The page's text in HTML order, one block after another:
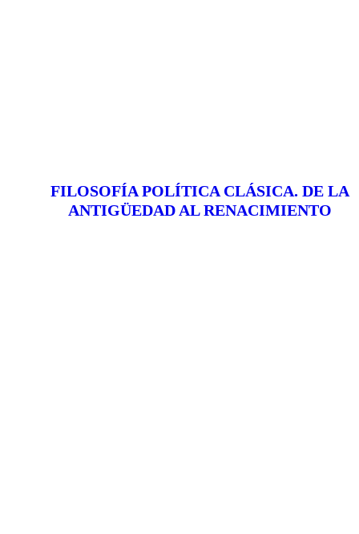
FILOSOFÍA POLÍTICA CLÁSICA. DE LA
ANTIGÜEDAD AL RENACIMIENTO